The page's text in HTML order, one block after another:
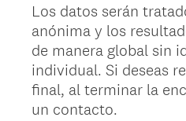
Los datos serán
anónima y los
de manera global sin
individual. Si deseas
final, al terminar la
un contacto.